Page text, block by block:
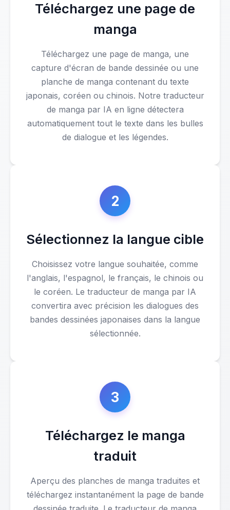
Téléchargez une page de
manga
Téléchargez une page de manga, une
capture d'écran de bande dessinée ou une
planche de manga contenant du texte
japonais, coréen ou chinois. Notre traducteur
de manga par IA en ligne détectera
automatiquement tout le texte dans les bulles
de dialogue et les légendes.
2
Sélectionnez la langue cible
Choisissez votre langue souhaitée, comme
l'anglais, l'espagnol, le français, le chinois ou
le coréen. Le traducteur de manga par IA
convertira avec précision les dialogues des
bandes dessinées japonaises dans la langue
sélectionnée.
3
Téléchargez le manga
traduit
Aperçu des planches de manga traduites et
téléchargez instantanément la page de bande